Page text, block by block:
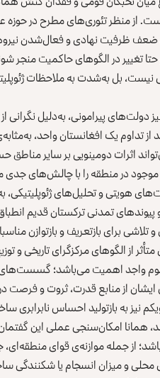
از منظر تئوری‌های مطرح در
ظرفیت نهادی و فعال‌شدن
تغییر در الگوهای حاکمیت منجر
نیست، بل به‌شدت به ملاحظات
دولت‌های پیرامونی، به‌دلیل نگرانی
تداوم یک افغانستان واحد،
اثرات دومینویی بر سایر
در منطقه را با چالش‌های جدی
هویتی و تحلیل‌های
تمدنی ترکستان قدیم
و تلاشی برای بازتعریف و بازتوازن
از الگوهای مرکزگرای تاریخی و
مفهوم واجد اهمیت می‌باشد؛
از منابع قدرت، ثروت و
به بازتولید احساس نابرابری
همانا امکان‌سنجی عملی این
از جمله موازنه‌ی قوای
و میزان انسجام یا شکنندگی